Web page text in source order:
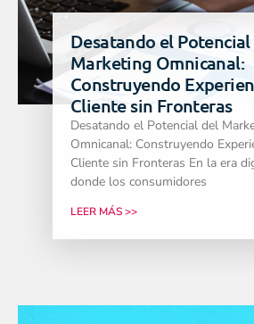
Desatando el
Marketing Omnicanal:
Construyendo
Cliente sin Fronteras
Desatando el Potencial del
Omnicanal: Construyendo
Cliente sin Fronteras En la era
donde los consumidores
LEER MÁS >>